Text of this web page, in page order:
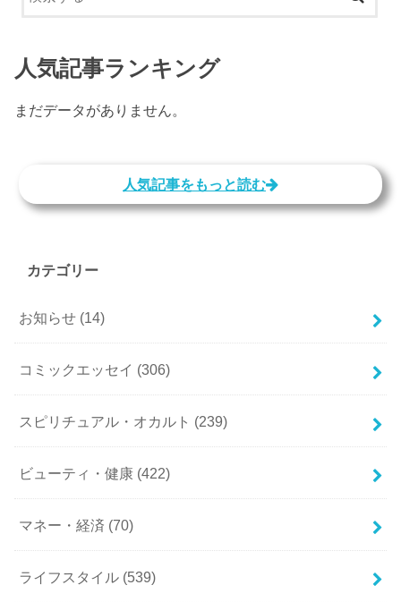
人気記事ランキング
まだデータがありません。
人気記事をもっと読む
カテゴリー
お知らせ (14)
コミックエッセイ (306)
スピリチュアル・オカルト (239)
ビューティ・健康 (422)
マネー・経済 (70)
ライフスタイル (539)